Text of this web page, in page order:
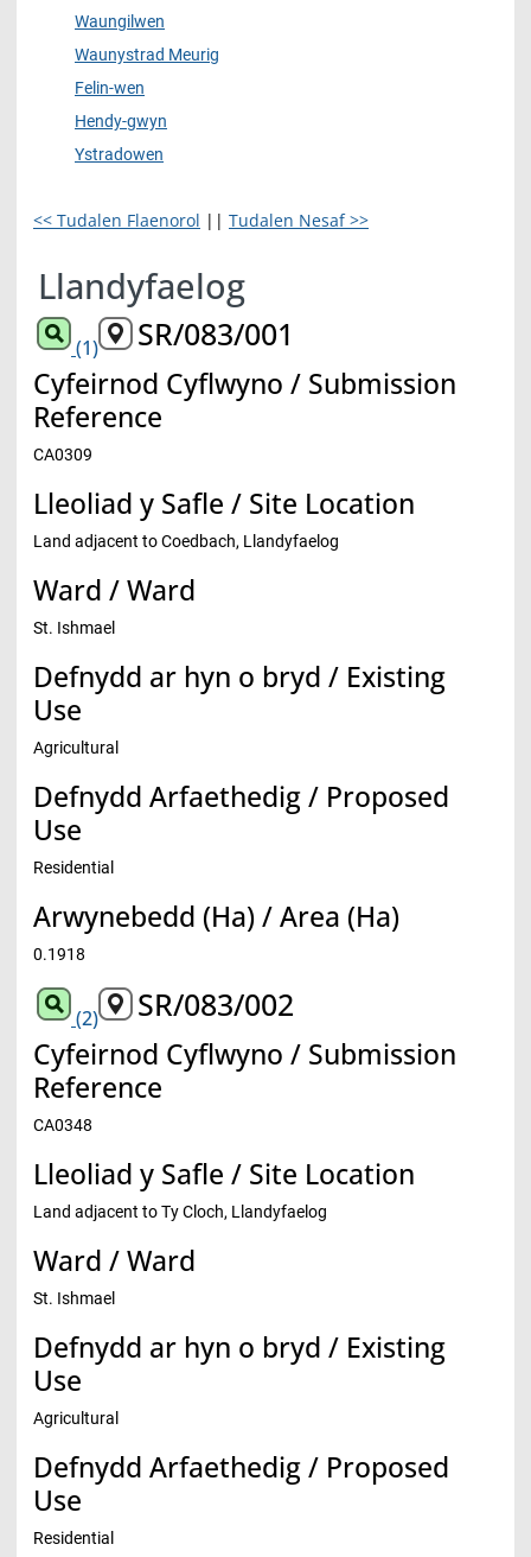
Waungilwen
Waunystrad Meurig
Felin-wen
Hendy-gwyn
Ystradowen
<< Tudalen Flaenorol || Tudalen Nesaf >>
Llandyfaelog
(1) SR/083/001
Cyfeirnod Cyflwyno / Submission
Reference
CA0309
Lleoliad y Safle / Site Location
Land adjacent to Coedbach, Llandyfaelog
Ward / Ward
St. Ishmael
Defnydd ar hyn o bryd / Existing
Use
Agricultural
Defnydd Arfaethedig / Proposed
Use
Residential
Arwynebedd (Ha) / Area (Ha)
0.1918
(2) SR/083/002
Cyfeirnod Cyflwyno / Submission
Reference
CA0348
Lleoliad y Safle / Site Location
Land adjacent to Ty Cloch, Llandyfaelog
Ward / Ward
St. Ishmael
Defnydd ar hyn o bryd / Existing
Use
Agricultural
Defnydd Arfaethedig / Proposed
Use
Residential